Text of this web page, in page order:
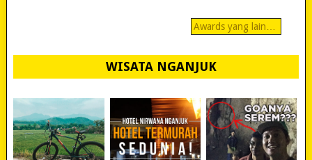
Awards yang lain…
WISATA NGANJUK